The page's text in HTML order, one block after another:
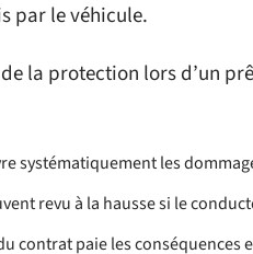
par le véhicule.
la protection lors d’un
systématiquement les
revu à la hausse si le
contrat paie les conséquences